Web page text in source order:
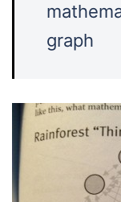
graph